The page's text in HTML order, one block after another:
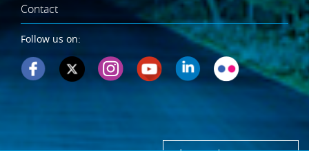
Contact
Follow us on: